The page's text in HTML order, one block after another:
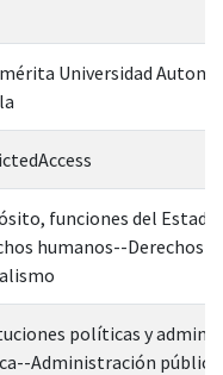
Universidad
funciones del
humanos--Derechos
políticas y
Administración